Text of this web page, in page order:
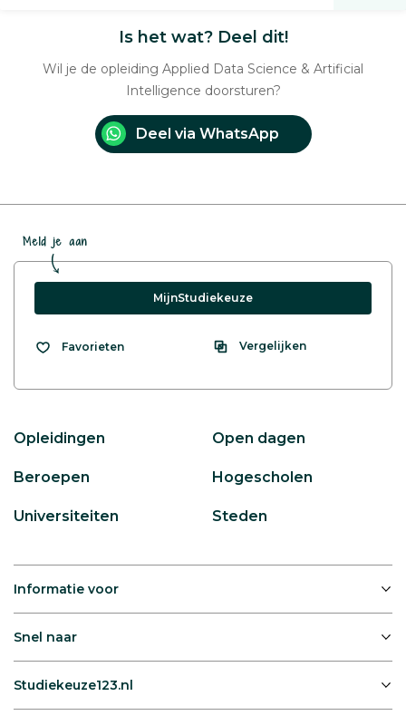
Is het wat? Deel dit!
Wil je de opleiding Applied Data Science & Artificial
Intelligence doorsturen?
Deel via WhatsApp
Meld je aan
MijnStudiekeuze
Favorieten Vergelijken
Opleidingen Open dagen
Beroepen Hogescholen
Universiteiten Steden
Informatie voor
Snel naar
Studiekeuze123.nl